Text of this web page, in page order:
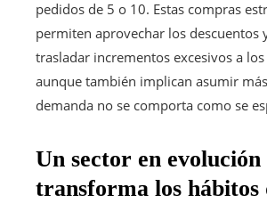
pedidos de 5 o 10. Estas compras
permiten aprovechar los descuentos
trasladar incrementos excesivos a
aunque también implican asumir
demanda no se comporta como se
Un sector en evolución
transforma los hábitos